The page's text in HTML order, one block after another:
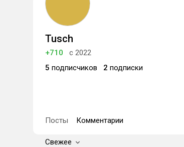
Tusch
+710
с 2022
5 подписчиков 2 подписки
Посты Комментарии
Свежее